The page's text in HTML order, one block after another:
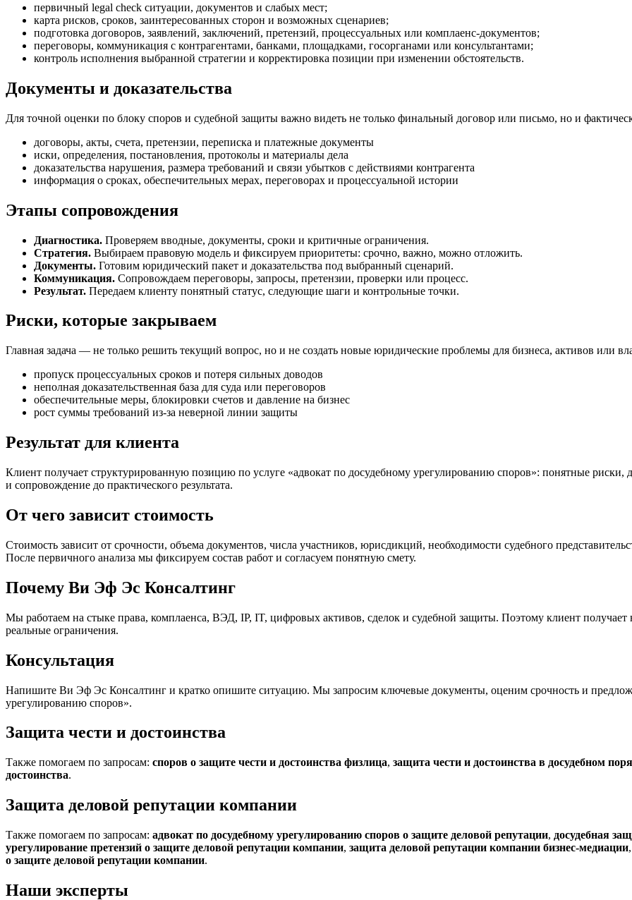
первичный legal check ситуации, документов и слабых мест;
карта рисков, сроков, заинтересованных сторон и возможных сценариев;
подготовка договоров, заявлений, заключений, претензий, процессуальных или комплаенс-документов;
переговоры, коммуникация с контрагентами, банками, площадками, госорганами или консультантами;
контроль исполнения выбранной стратегии и корректировка позиции при изменении обстоятельств.
Документы и доказательства
Для точной оценки по блоку споров и судебной защиты важно видеть не только финальный договор или письмо, но и
договоры, акты, счета, претензии, переписка и платежные документы
иски, определения, постановления, протоколы и материалы дела
доказательства нарушения, размера требований и связи убытков с действиями контрагента
информация о сроках, обеспечительных мерах, переговорах и процессуальной истории
Этапы сопровождения
Диагностика. Проверяем вводные, документы, сроки и критичные ограничения.
Стратегия. Выбираем правовую модель и фиксируем приоритеты: срочно, важно, можно отложить.
Документы. Готовим юридический пакет и доказательства под выбранный сценарий.
Коммуникация. Сопровождаем переговоры, запросы, претензии, проверки или процесс.
Результат. Передаем клиенту понятный статус, следующие шаги и контрольные точки.
Риски, которые закрываем
Главная задача — не только решить текущий вопрос, но и не создать новые юридические проблемы для бизнеса, активов или
пропуск процессуальных сроков и потеря сильных доводов
неполная доказательственная база для суда или переговоров
обеспечительные меры, блокировки счетов и давление на бизнес
рост суммы требований из-за неверной линии защиты
Результат для клиента
Клиент получает структурированную позицию по услуге «адвокат по досудебному урегулированию споров»: понятные
и сопровождение до практического результата.
От чего зависит стоимость
Стоимость зависит от срочности, объема документов, числа участников, юрисдикций, необходимости судебного
После первичного анализа мы фиксируем состав работ и согласуем понятную смету.
Почему Ви Эф Эс Консалтинг
Мы работаем на стыке права, комплаенса, ВЭД, IP, IT, цифровых активов, сделок и судебной защиты. Поэтому клиент
реальные ограничения.
Консультация
Напишите Ви Эф Эс Консалтинг и кратко опишите ситуацию. Мы запросим ключевые документы, оценим срочность и
урегулированию споров».
Защита чести и достоинства
Также помогаем по запросам: споров о защите чести и достоинства физлица, защита чести и достоинства в досудебном
достоинства.
Защита деловой репутации компании
Также помогаем по запросам: адвокат по досудебному урегулированию споров о защите деловой репутации, досудебная
урегулирование претензий о защите деловой репутации компании, защита деловой репутации компании бизнес-медиации
о защите деловой репутации компании.
Наши эксперты